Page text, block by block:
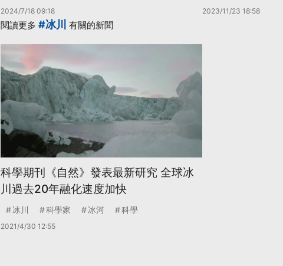
2024/7/18 09:18 2023/11/23 18:58
閱讀更多 #冰川 有關的新聞
科學期刊《自然》發表最新研究 全球冰
川過去20年融化速度加快
冰川 科學家 冰河 科學
2021/4/30 12:55